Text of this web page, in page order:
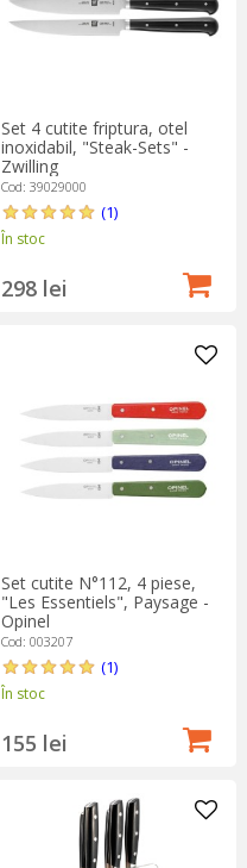
Set 4 cutite friptura, otel
inoxidabil, "Steak-Sets" -
Zwilling
Cod: 39029000
(1)
În stoc
298 lei
Set cutite N°112, 4 piese,
"Les Essentiels", Paysage -
Opinel
Cod: 003207
(1)
În stoc
155 lei